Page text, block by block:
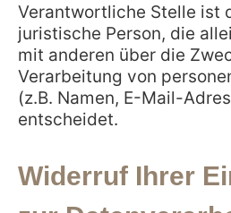
Verantwortliche Stelle ist
juristische Person, die
mit anderen über die
Verarbeitung von
(z.B. Namen, E-Mail-
entscheidet.
Widerruf Ihrer